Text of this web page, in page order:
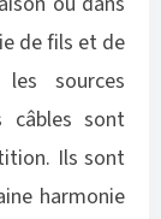
de fils et de
sources
câbles sont
Ils sont
harmonie